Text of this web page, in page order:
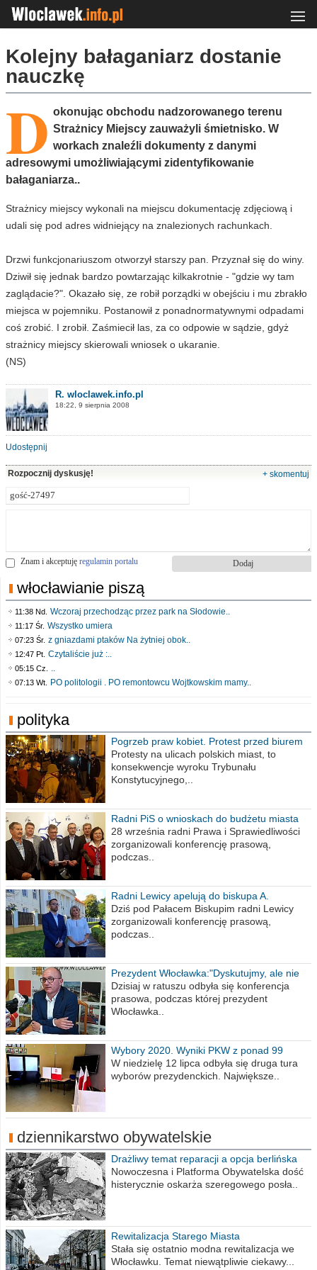
Kolejny bałaganiarz dostanie
nauczkę
D okonując obchodu nadzorowanego terenu
Strażnicy Miejscy zauważyli śmietnisko. W
workach znaleźli dokumenty z danymi
adresowymi umożliwiającymi zidentyfikowanie
bałaganiarza..
Strażnicy miejscy wykonali na miejscu dokumentację zdjęciową i
udali się pod adres widniejący na znalezionych rachunkach.
Drzwi funkcjonariuszom otworzył starszy pan. Przyznał się do winy.
Dziwił się jednak bardzo powtarzając kilkakrotnie - "gdzie wy tam
zaglądacie?". Okazało się, ze robił porządki w obejściu i mu zbrakło
miejsca w pojemniku. Postanowił z ponadnormatywnymi odpadami
coś zrobić. I zrobił. Zaśmiecił las, za co odpowie w sądzie, gdyż
strażnicy miejscy skierowali wniosek o ukaranie.
(NS)
R. wloclawek.info.pl
18:22, 9 sierpnia 2008
Udostępnij
Rozpocznij dyskusję! + skomentuj
Znam i akceptuję regulamin portalu
włocławianie piszą
11:38 Nd. Wczoraj przechodząc przez park na Słodowie..
11:17 Śr. Wszystko umiera
07:23 Śr. z gniazdami ptaków Na żytniej obok..
12:47 Pt. Czytaliście już :..
05:15 Cz. ..
07:13 Wt. PO politologii . PO remontowcu Wojtkowskim mamy..
polityka
Pogrzeb praw kobiet. Protest przed biurem
poselskim PiS
Protesty na ulicach polskich miast, to
konsekwencje wyroku Trybunału
Konstytucyjnego,..
Radni PiS o wnioskach do budżetu miasta
na 2021 rok
28 września radni Prawa i Sprawiedliwości
zorganizowali konferencję prasową,
podczas..
Radni Lewicy apelują do biskupa A.
Wiesława Meringa
Dziś pod Pałacem Biskupim radni Lewicy
zorganizowali konferencję prasową,
podczas..
Prezydent Włocławka:"Dyskutujmy, ale nie
obrażajmy się”
Dzisiaj w ratuszu odbyła się konferencja
prasowa, podczas której prezydent
Włocławka..
Wybory 2020. Wyniki PKW z ponad 99
procent obwodów
W niedzielę 12 lipca odbyła się druga tura
wyborów prezydenckich. Największe..
dziennikarstwo obywatelskie
Drażliwy temat reparacji a opcja berlińska
Nowoczesna i Platforma Obywatelska dość
histerycznie oskarża szeregowego posła..
Rewitalizacja Starego Miasta
Stała się ostatnio modna rewitalizacja we
Włocławku. Temat niewątpliwie ciekawy...